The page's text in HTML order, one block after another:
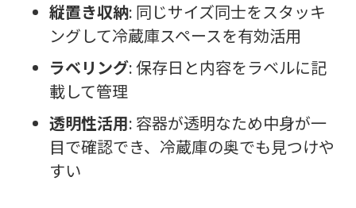
縦置き収納: 同じサイズ同士をスタッキ
ングして冷蔵庫スペースを有効活用
ラベリング: 保存日と内容をラベルに記
載して管理
透明性活用: 容器が透明なため中身が一
目で確認でき、冷蔵庫の奥でも見つけや
すい